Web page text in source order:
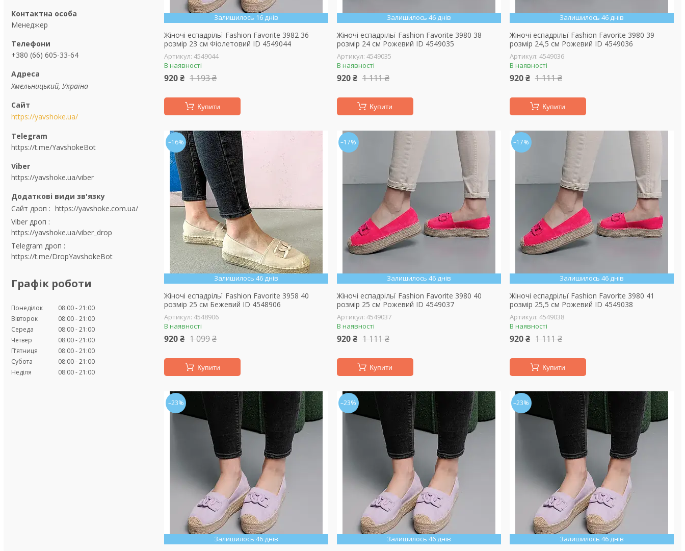
Менеджер
+380 (66) 605-33-64
Хмельницький, Україна
https://yavshoke.ua/
https://t.me/YavshokeBot
https://yavshoke.ua/viber
Сайт дроп
https://yavshoke.com.ua/
Viber дроп
https://yavshoke.ua/viber_drop
Telegram дроп
https://t.me/DropYavshokeBot
Графік роботи
Понеділок 08:00 21:00
Вівторок
08:00 21:00
Середа
08:00 21:00
Четвер
08:00 21:00
Пʼятниця
08:00 21:00
Субота
08:00 21:00
Неділя
08:00 21:00
Залишилось 16 днів
Жіночі еспадрільї Fashion Favorite 3982 36
розмір 23 см Фіолетовий ID 4549044
4549044
В наявності
920 ₴ 1 193 ₴
Купити
Залишилось 46 днів
Жіночі еспадрільї Fashion Favorite 3980 38
розмір 24 см Рожевий ID 4549035
4549035
В наявності
920 ₴ 1 111 ₴
Купити
Залишилось 46 днів
Жіночі еспадрільї Fashion Favorite 3980 39
розмір 24,5 см Рожевий ID 4549036
4549036
В наявності
920 ₴ 1 111 ₴
Купити
–16%
Залишилось 46 днів
Жіночі еспадрільї Fashion Favorite 3958 40
розмір 25 см Бежевий ID 4548906
4548906
В наявності
920 ₴ 1 099 ₴
Купити
–17%
Залишилось 46 днів
Жіночі еспадрільї Fashion Favorite 3980 40
розмір 25 см Рожевий ID 4549037
4549037
В наявності
920 ₴ 1 111 ₴
Купити
–17%
Залишилось 46 днів
Жіночі еспадрільї Fashion Favorite 3980 41
розмір 25,5 см Рожевий ID 4549038
4549038
В наявності
920 ₴ 1 111 ₴
Купити
–23%
Залишилось 46 днів
–23%
Залишилось 46 днів
–23%
Залишилось 46 днів